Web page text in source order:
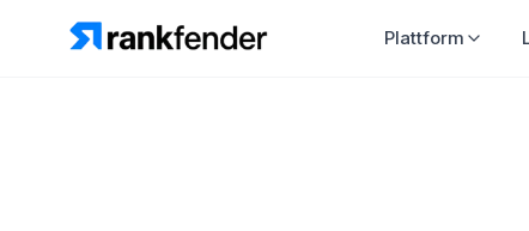
Plattform